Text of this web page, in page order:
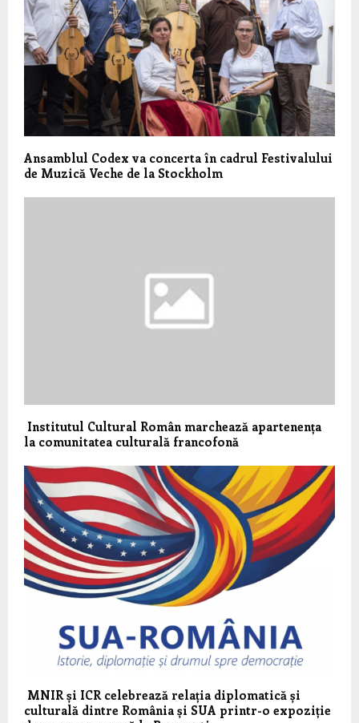
Ansamblul Codex va concerta în cadrul Festivalului
de Muzică Veche de la Stockholm
Institutul Cultural Român marchează apartenența
la comunitatea culturală francofonă
MNIR și ICR celebrează relația diplomatică și
culturală dintre România și SUA printr-o expoziție